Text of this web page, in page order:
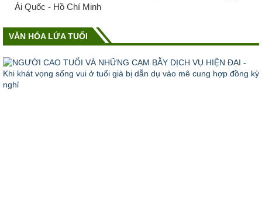
Ái Quốc - Hồ Chí Minh
VĂN HÓA LỨA TUỔI